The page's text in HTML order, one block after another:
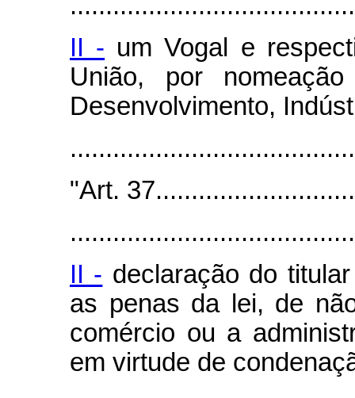
II - um Vogal e
União, por
Desenvolvimento,
"Art.
II - declaração do
as penas da lei, de
comércio ou a
em virtude de